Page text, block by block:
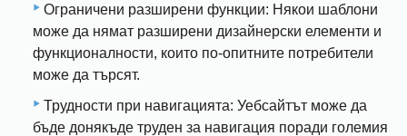
Ограничени разширени функции: Някои шаблони
може да нямат разширени дизайнерски елементи и
функционалности, които по-опитните потребители
може да търсят.
Трудности при навигацията: Уебсайтът може да
бъде донякъде труден за навигация поради големия